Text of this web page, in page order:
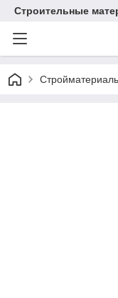
Строительные